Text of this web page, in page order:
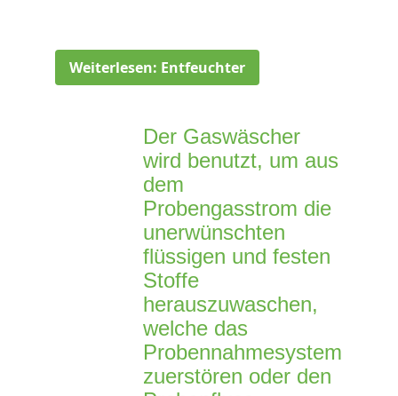
Weiterlesen: Entfeuchter
Der Gaswäscher
wird benutzt, um aus
dem
Probengasstrom die
unerwünschten
flüssigen und festen
Stoffe
herauszuwaschen,
welche das
Probennahmesystem
zuerstören oder den